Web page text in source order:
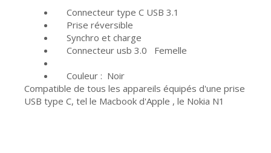
Connecteur type C USB 3.1
Prise réversible
Synchro et charge
Connecteur usb 3.0 Femelle
Couleur : Noir
Compatible de tous les appareils équipés d'une prise
USB type C, tel le Macbook d'Apple , le Nokia N1